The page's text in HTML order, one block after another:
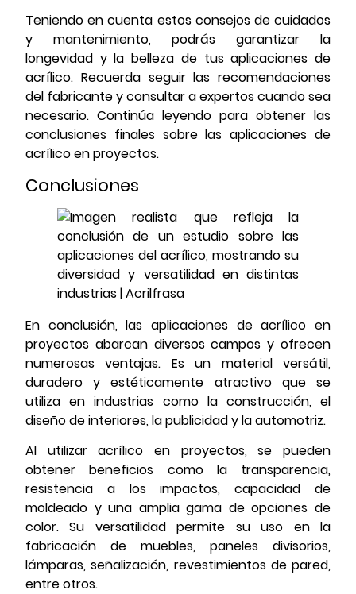
Teniendo en cuenta estos consejos de cuidados
y mantenimiento, podrás garantizar la
longevidad y la belleza de tus aplicaciones de
acrílico. Recuerda seguir las recomendaciones
del fabricante y consultar a expertos cuando sea
necesario. Continúa leyendo para obtener las
conclusiones finales sobre las aplicaciones de
acrílico en proyectos.
Conclusiones
En conclusión, las aplicaciones de acrílico en
proyectos abarcan diversos campos y ofrecen
numerosas ventajas. Es un material versátil,
duradero y estéticamente atractivo que se
utiliza en industrias como la construcción, el
diseño de interiores, la publicidad y la automotriz.
Al utilizar acrílico en proyectos, se pueden
obtener beneficios como la transparencia,
resistencia a los impactos, capacidad de
moldeado y una amplia gama de opciones de
color. Su versatilidad permite su uso en la
fabricación de muebles, paneles divisorios,
lámparas, señalización, revestimientos de pared,
entre otros.